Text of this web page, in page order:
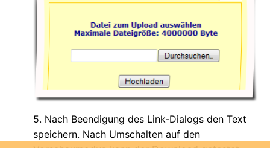
5. Nach Beendigung des Link-Dialogs den Text
speichern. Nach Umschalten auf den